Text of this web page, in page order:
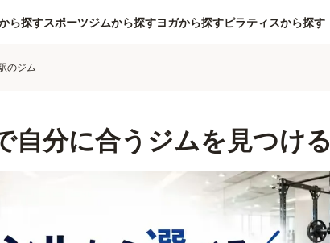
ら探すスポーツジムから探すヨガから探すピラティスから探す
のジム
自分に合うジムを見つける